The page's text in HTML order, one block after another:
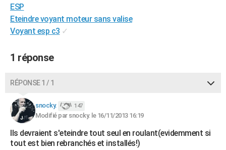
BONS PLANS
CARTE DE VOEUX
S'inscrire
Se connecter
Lycées
Collèges
Primaires
Universités
Entreprises
Service militaire
Avis de recherche
AVIS DE DÉCÈS
FORUM
ESP
Eteindre voyant moteur sans valise
Voyant esp c3 ✓
1 réponse
RÉPONSE 1 / 1
snocky. 147
Modifié par snocky. le 16/11/2013 16:19
Ils devraient s'eteindre tout seul en roulant(evidemment si
tout est bien rebranchés et installés!)